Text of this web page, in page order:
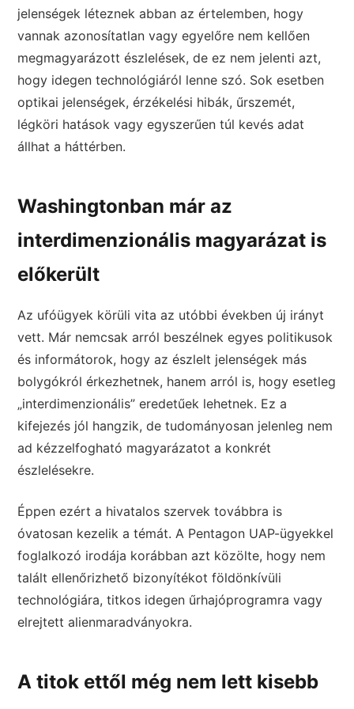
jelenségek léteznek abban az értelemben, hogy
vannak azonosítatlan vagy egyelőre nem kellően
megmagyarázott észlelések, de ez nem jelenti azt,
hogy idegen technológiáról lenne szó. Sok esetben
optikai jelenségek, érzékelési hibák, űrszemét,
légköri hatások vagy egyszerűen túl kevés adat
állhat a háttérben.
Washingtonban már az
interdimenzionális magyarázat is
előkerült
Az ufóügyek körüli vita az utóbbi években új irányt
vett. Már nemcsak arról beszélnek egyes politikusok
és informátorok, hogy az észlelt jelenségek más
bolygókról érkezhetnek, hanem arról is, hogy esetleg
„interdimenzionális” eredetűek lehetnek. Ez a
kifejezés jól hangzik, de tudományosan jelenleg nem
ad kézzelfogható magyarázatot a konkrét
észlelésekre.
Éppen ezért a hivatalos szervek továbbra is
óvatosan kezelik a témát. A Pentagon UAP-ügyekkel
foglalkozó irodája korábban azt közölte, hogy nem
talált ellenőrizhető bizonyítékot földönkívüli
technológiára, titkos idegen űrhajóprogramra vagy
elrejtett alienmaradványokra.
A titok ettől még nem lett kisebb